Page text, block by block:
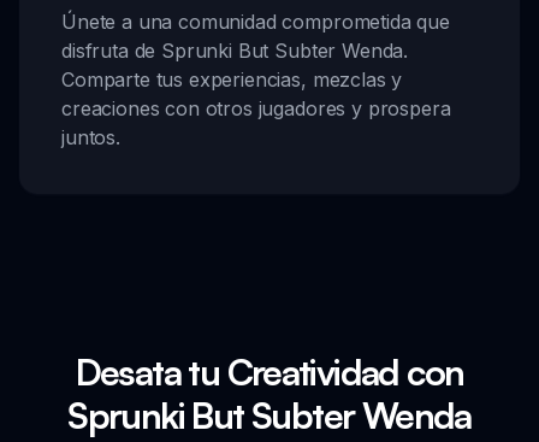
Únete a una comunidad comprometida que
disfruta de Sprunki But Subter Wenda.
Comparte tus experiencias, mezclas y
creaciones con otros jugadores y prospera
juntos.
Desata tu Creatividad con
Sprunki But Subter Wenda